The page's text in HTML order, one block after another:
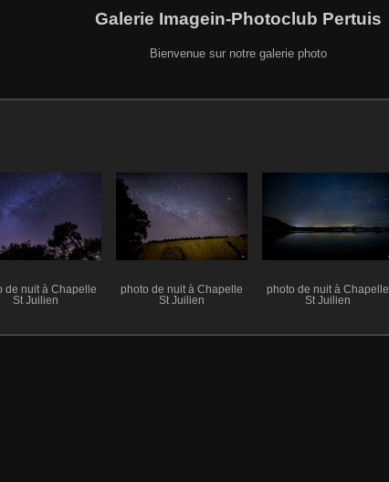
Galerie Imagein-Photoclub Pertuis
Bienvenue sur notre galerie photo
de nuit à Chapelle
St Juilien
photo de nuit à Chapelle
St Juilien
photo de nuit à Chapelle
St Juilien